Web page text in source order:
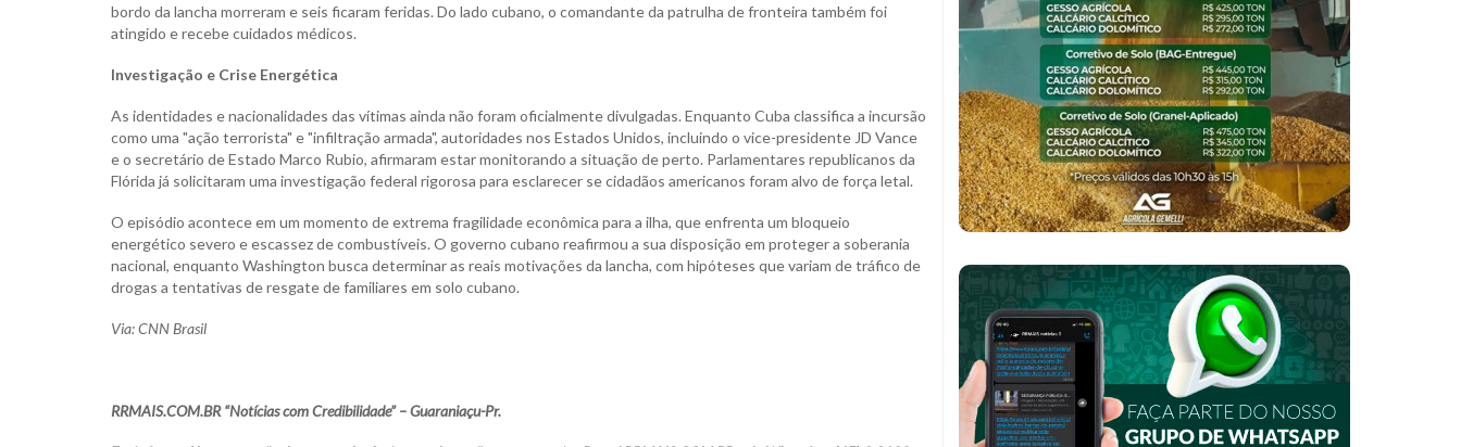
bordo da lancha morreram e seis ficaram feridas. Do lado cubano, o comandante da patrulha de fronteira também foi
atingido e recebe cuidados médicos.
Investigação e Crise Energética
As identidades e nacionalidades das vítimas ainda não foram oficialmente divulgadas. Enquanto Cuba classifica a incursão
como uma "ação terrorista" e "infiltração armada", autoridades nos Estados Unidos, incluindo o vice-presidente JD Vance
e o secretário de Estado Marco Rubio, afirmaram estar monitorando a situação de perto. Parlamentares republicanos da
Flórida já solicitaram uma investigação federal rigorosa para esclarecer se cidadãos americanos foram alvo de força letal.
O episódio acontece em um momento de extrema fragilidade econômica para a ilha, que enfrenta um bloqueio
energético severo e escassez de combustíveis. O governo cubano reafirmou a sua disposição em proteger a soberania
nacional, enquanto Washington busca determinar as reais motivações da lancha, com hipóteses que variam de tráfico de
drogas a tentativas de resgate de familiares em solo cubano.
Via: CNN Brasil
RRMAIS.COM.BR “Notícias com Credibilidade” – Guaraniaçu-Pr.